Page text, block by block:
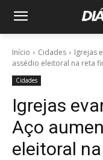
Início Cidades
Igrejas
assédio eleitoral na reta
Cidades
Igrejas
Aço
eleitoral